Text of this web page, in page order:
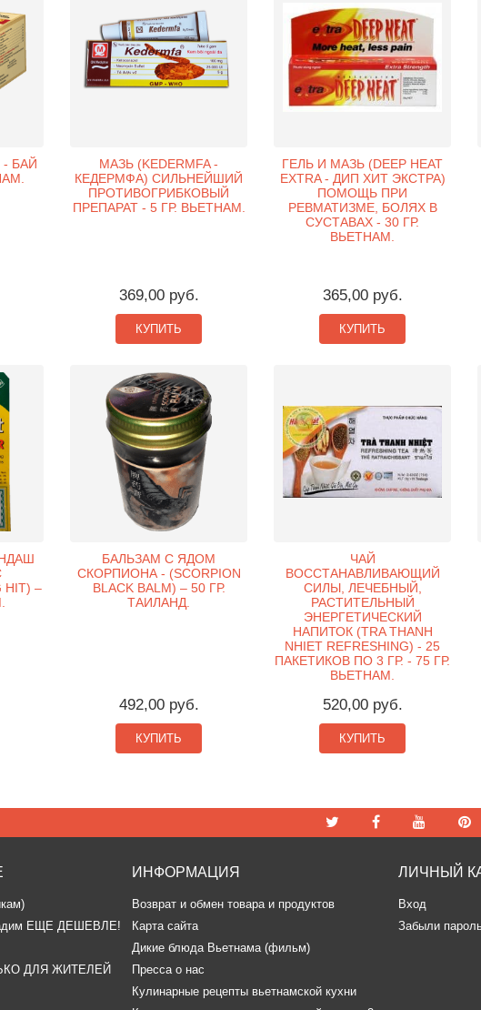
- БАЙ
МАЗЬ (KEDERMFA -
КЕДЕРМФА) СИЛЬНЕЙШИЙ
ПРОТИВОГРИБКОВЫЙ
ПРЕПАРАТ - 5 ГР. ВЬЕТНАМ.
369,00 руб.
КУПИТЬ
ГЕЛЬ И МАЗЬ (DEEP HEAT
EXTRA - ДИП ХИТ ЭКСТРА)
ПОМОЩЬ ПРИ
РЕВМАТИЗМЕ, БОЛЯХ В
СУСТАВАХ - 30 ГР.
ВЬЕТНАМ.
365,00 руб.
КУПИТЬ
–
БАЛЬЗАМ С ЯДОМ
СКОРПИОНА - (SCORPION
BLACK BALM) – 50 ГР.
ТАИЛАНД.
492,00 руб.
КУПИТЬ
ЧАЙ
ВОССТАНАВЛИВАЮЩИЙ
СИЛЫ, ЛЕЧЕБНЫЙ,
РАСТИТЕЛЬНЫЙ
ЭНЕРГЕТИЧЕСКИЙ
НАПИТОК (TRA THANH
NHIET REFRESHING) - 25
ПАКЕТИКОВ ПО 3 ГР. - 75 ГР.
ВЬЕТНАМ.
520,00 руб.
КУПИТЬ
ЕЩЕ ДЕШЕВЛЕ!
ДЛЯ ЖИТЕЛЕЙ
ИНФОРМАЦИЯ
Возврат и обмен товара и продуктов
Карта сайта
Дикие блюда Вьетнама (фильм)
Пресса о нас
Кулинарные рецепты вьетнамской кухни
ЛИЧНЫЙ
Вход
Забыли